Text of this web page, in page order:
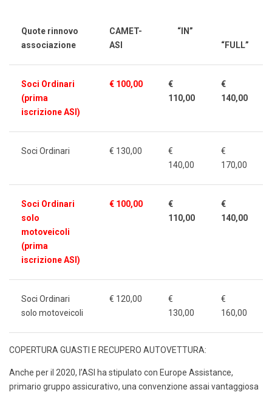
Quote rinnovo
associazione
CAMET-
ASI
“IN”
“FULL”
Soci Ordinari
(prima
iscrizione ASI)
€ 100,00
€
110,00
€
140,00
Soci Ordinari € 130,00
€
140,00
€
170,00
Soci Ordinari
solo
motoveicoli
(prima
iscrizione ASI)
€ 100,00
€
110,00
€
140,00
Soci Ordinari
solo motoveicoli
€ 120,00
€
130,00
€
160,00
COPERTURA GUASTI E RECUPERO AUTOVETTURA:
Anche per il 2020, l’ASI ha stipulato con Europe Assistance,
primario gruppo assicurativo, una convenzione assai vantaggiosa